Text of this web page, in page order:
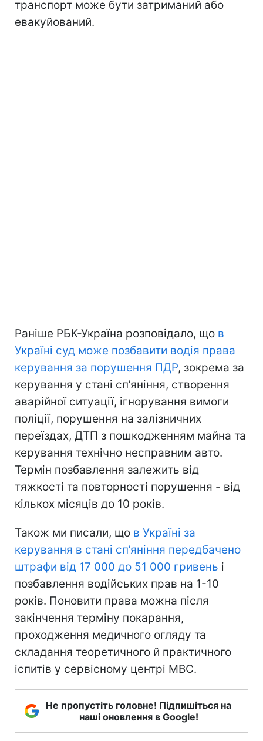
транспорт може бути затриманий або
евакуйований.
Раніше РБК-Україна розповідало, що в
Україні суд може позбавити водія права
керування за порушення ПДР, зокрема за
керування у стані сп’яніння, створення
аварійної ситуації, ігнорування вимоги
поліції, порушення на залізничних
переїздах, ДТП з пошкодженням майна та
керування технічно несправним авто.
Термін позбавлення залежить від
тяжкості та повторності порушення - від
кількох місяців до 10 років.
Також ми писали, що в Україні за
керування в стані сп’яніння передбачено
штрафи від 17 000 до 51 000 гривень і
позбавлення водійських прав на 1-10
років. Поновити права можна після
закінчення терміну покарання,
проходження медичного огляду та
складання теоретичного й практичного
іспитів у сервісному центрі МВС.
Не пропустіть головне! Підпишіться на
наші оновлення в Google!